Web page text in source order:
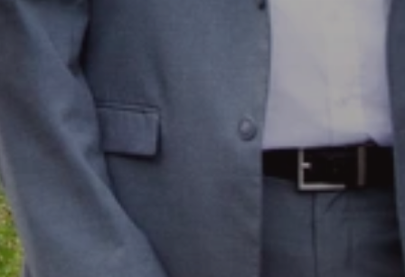
ondernemingsraad
Personen- en Familierecht
Echtscheiding
Ontbinding geregistreerd partnerschap
Verbreking samenleving
Alimentatie
Kinderen
Afstamming
Beschermingsmaatregelen
Arbeidsrecht
Personen- en Familierecht
team